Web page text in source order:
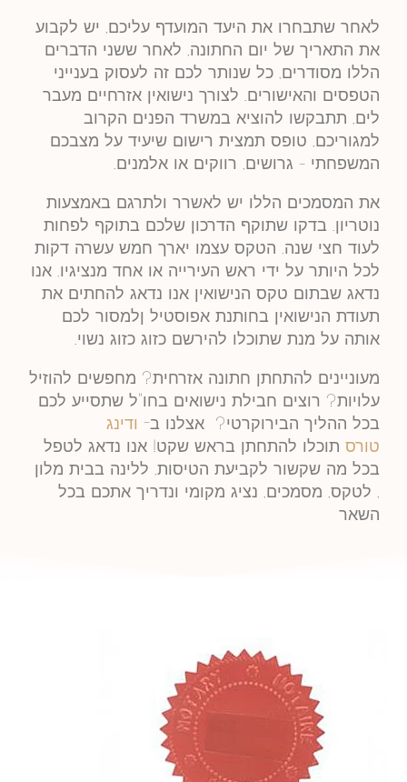
לאחר שתבחרו את היעד המועדף עליכם, יש לקבוע
את התאריך של יום החתונה, לאחר ששני הדברים
הללו מסודרים, כל שנותר לכם זה לעסוק בענייני
הטפסים והאישורים. לצורך נישואין אזרחיים מעבר
לים, תתבקשו להוציא במשרד הפנים הקרוב
למגוריכם, טופס תמצית רישום שיעיד על מצבכם
המשפחתי – גרושים, רווקים או אלמנים.
את המסמכים הללו יש לאשרר ולתרגם באמצעות
נוטריון. בדקו שתוקף הדרכון שלכם בתוקף לפחות
לעוד חצי שנה. הטקס עצמו יארך חמש עשרה דקות
לכל היותר על ידי ראש העירייה או אחד מנציגיו. אנו
נדאג שבתום טקס הנישואין אנו נדאג להחתים את
תעודת הנישואין בחותנת אפוסטיל ןלמסור לכם
אותה על מנת שתוכלו להירשם כזוג כזוג נשוי.
מעוניינים להתחתן חתונה אזרחית? מחפשים להוזיל
עלויות? רוצים חבילת נישואים בחו"ל שתסייע לכם
בכל ההליך הבירוקרטי? אצלנו ב- ודינג
טורס תוכלו להתחתן בראש שקט! אנו נדאג לטפל
בכל מה שקשור לקביעת הטיסות, ללינה בבית מלון
, לטקס, מסמכים, נציג מקומי ונדריך אתכם בכל
השאר